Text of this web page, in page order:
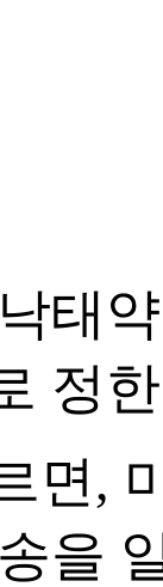
태
정
면,
을